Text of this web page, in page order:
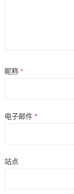
昵称 *
电子邮件 *
站点